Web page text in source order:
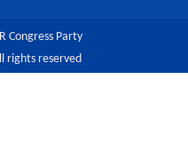
Congress Party
rights reserved